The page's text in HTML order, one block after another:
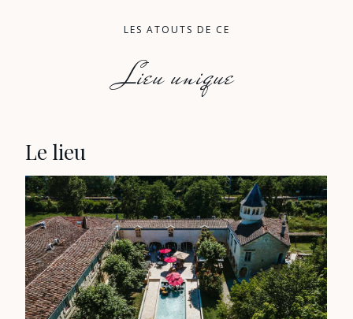
LES ATOUTS DE CE
Lieu unique
Le lieu